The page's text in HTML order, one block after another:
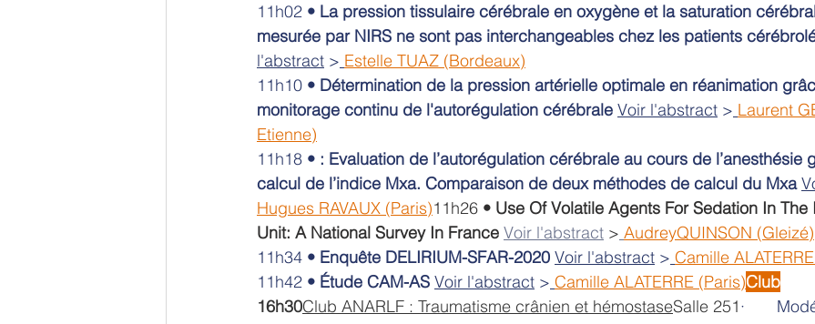
11h02 • La pression tissulaire cérébrale en oxygène et la saturation
mesurée par NIRS ne sont pas interchangeables chez les patients
l'abstract > Estelle TUAZ (Bordeaux)
11h10 • Détermination de la pression artérielle optimale en réanimation
monitorage continu de l'autorégulation cérébrale Voir l'abstract > Laurent
Etienne)
11h18 • : Evaluation de l’autorégulation cérébrale au cours de l’anesthésie
calcul de l’indice Mxa. Comparaison de deux méthodes de calcul du Mxa
Hugues RAVAUX (Paris)11h26 • Use Of Volatile Agents For Sedation In The
Unit: A National Survey In France Voir l'abstract > AudreyQUINSON (Gleizé)
11h34 • Enquête DELIRIUM-SFAR-2020 Voir l'abstract > Camille
11h42 • Étude CAM-AS Voir l'abstract > Camille ALATERRE (Paris)Club
16h30Club ANARLF : Traumatisme crânien et hémostaseSalle 251·